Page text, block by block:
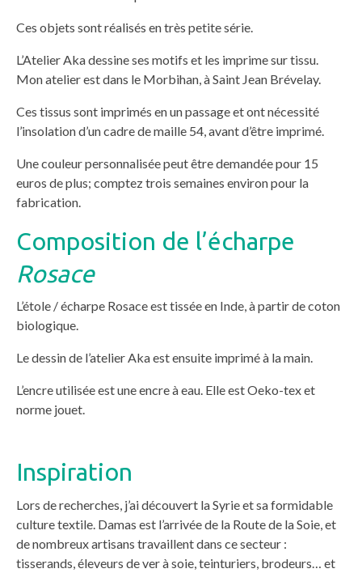
Ces objets sont réalisés en très petite série.
L’Atelier Aka dessine ses motifs et les imprime sur tissu.
Mon atelier est dans le Morbihan, à Saint Jean Brévelay.
Ces tissus sont imprimés en un passage et ont nécessité
l’insolation d’un cadre de maille 54, avant d’être imprimé.
Une couleur personnalisée peut être demandée pour 15
euros de plus; comptez trois semaines environ pour la
fabrication.
Composition de l’écharpe
Rosace
L’étole / écharpe Rosace est tissée en Inde, à partir de coton
biologique.
Le dessin de l’atelier Aka est ensuite imprimé à la main.
L’encre utilisée est une encre à eau. Elle est Oeko-tex et
norme jouet.
Inspiration
Lors de recherches, j’ai découvert la Syrie et sa formidable
culture textile. Damas est l’arrivée de la Route de la Soie, et
de nombreux artisans travaillent dans ce secteur :
tisserands, éleveurs de ver à soie, teinturiers, brodeurs… et